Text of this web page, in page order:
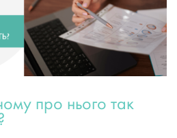
про нього так